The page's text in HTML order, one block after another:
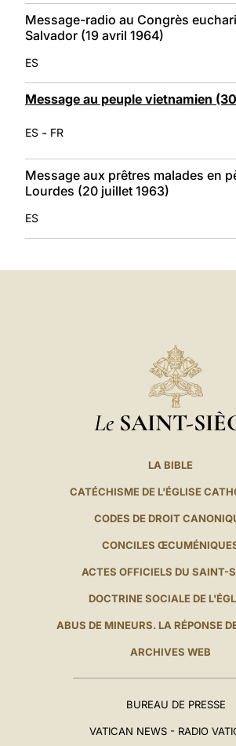
Message-radio au Congrès
Salvador (19 avril 1964)
ES
Message au peuple vietnamien
ES - FR
Message aux prêtres malades en
Lourdes (20 juillet 1963)
ES
Le SAINT-
LA BIBLE
CATÉCHISME DE L'ÉGLISE
CODES DE DROIT
CONCILES
ACTES OFFICIELS DU SAINT-
DOCTRINE SOCIALE DE
ABUS DE MINEURS. LA RÉPONSE
ARCHIVES WEB
BUREAU DE PRESSE
VATICAN NEWS - RADIO